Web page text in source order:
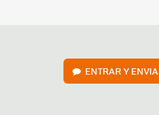
ENTRAR Y